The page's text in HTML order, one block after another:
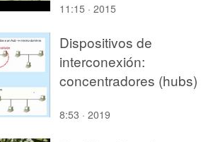
11:15 · 2015
Dispositivos de
interconexión:
concentradores (hubs)
8:53 · 2019